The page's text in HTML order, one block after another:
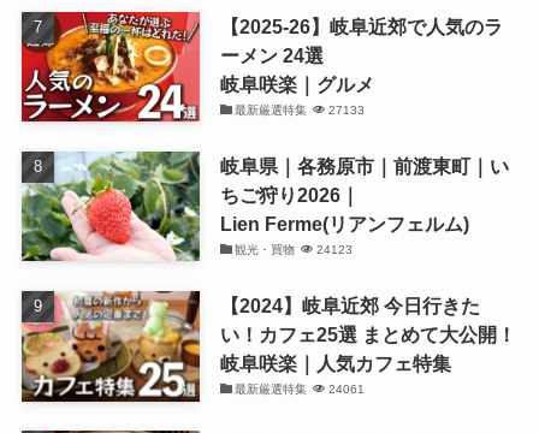
【2025-26】岐阜近郊で人気のラ
ーメン 24選
岐阜咲楽｜グルメ
最新厳選特集 27133
岐阜県｜各務原市｜前渡東町｜い
ちご狩り2026｜
Lien Ferme(リアンフェルム)
観光・買物 24123
【2024】岐阜近郊 今日行きた
い！カフェ25選 まとめて大公開！
岐阜咲楽｜人気カフェ特集
最新厳選特集 24061